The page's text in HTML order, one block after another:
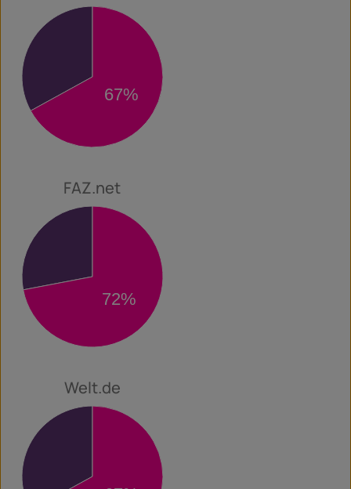
67%
FAZ.net
72%
Welt.de